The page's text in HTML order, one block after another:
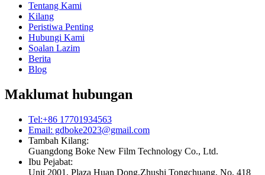
Tentang Kami
Kilang
Peristiwa Penting
Hubungi Kami
Soalan Lazim
Berita
Blog
Maklumat hubungan
Tel:+86 17701934563
Email: gdboke2023@gmail.com
Tambah Kilang:
Guangdong Boke New Film Technology Co., Ltd.
Ibu Pejabat:
Unit 2001, Plaza Huan Dong,Zhushi Tongchuang, No. 418